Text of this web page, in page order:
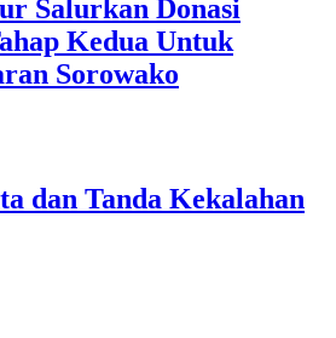
Salurkan Donasi
Kedua Untuk
Sorowako
dan Tanda Kekalahan